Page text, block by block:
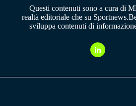
Questi contenuti sono a cura di
realtà editoriale che su
sviluppa contenuti di